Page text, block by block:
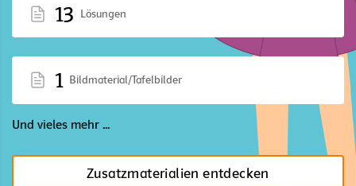
13 Lösungen
1 Bildmaterial/Tafelbilder
Und vieles mehr ...
Zusatzmaterialien entdecken